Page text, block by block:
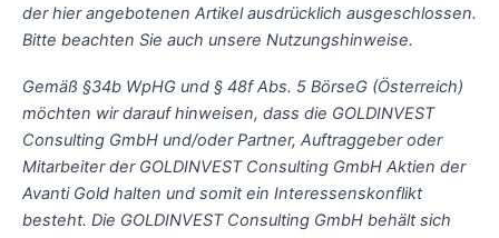
der hier angebotenen Artikel ausdrücklich ausgeschlossen.
Bitte beachten Sie auch unsere Nutzungshinweise.
Gemäß §34b WpHG und § 48f Abs. 5 BörseG (Österreich)
möchten wir darauf hinweisen, dass die GOLDINVEST
Consulting GmbH und/oder Partner, Auftraggeber oder
Mitarbeiter der GOLDINVEST Consulting GmbH Aktien der
Avanti Gold halten und somit ein Interessenskonflikt
besteht. Die GOLDINVEST Consulting GmbH behält sich